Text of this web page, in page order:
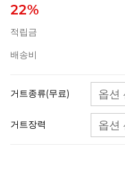
22%
적립금
배송비
거트종류(무료)
거트장력